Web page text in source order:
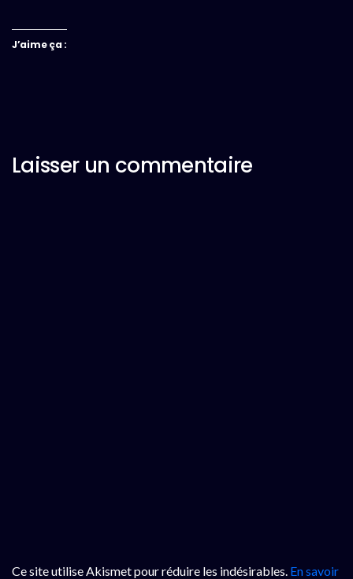
J’aime ça :
Laisser un commentaire
Ce site utilise Akismet pour réduire les indésirables. En savoir